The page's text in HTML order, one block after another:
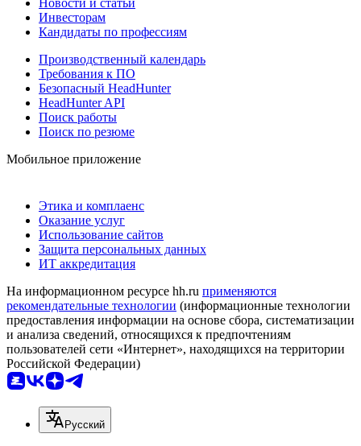
Инвесторам
Кандидаты по профессиям
Производственный календарь
Требования к ПО
Безопасный HeadHunter
HeadHunter API
Поиск работы
Поиск по резюме
Мобильное приложение
Этика и комплаенс
Оказание услуг
Использование сайтов
Защита персональных данных
ИТ аккредитация
На информационном ресурсе hh.ru применяются
рекомендательные технологии (информационные технологии
предоставления информации на основе сбора, систематизации
и анализа сведений, относящихся к предпочтениям
пользователей сети «Интернет», находящихся на территории
Российской Федерации)
Русский